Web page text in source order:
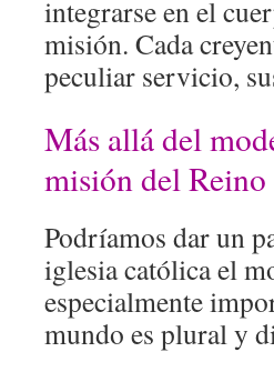
integrarse en el
misión. Cada
peculiar servicio,
Más allá del
misión del
Podríamos dar un
iglesia católica el
especialmente
mundo es plural y